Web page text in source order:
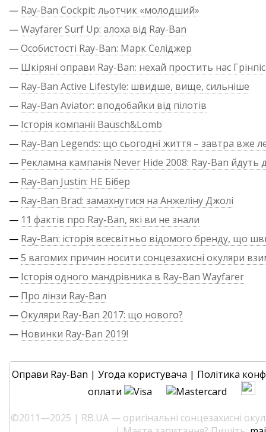
— Ray-Ban Cockpit: льотчик «молодший»
—Wayfarer Surf Up: алоха від Ray-Ban
—Особистості Ray-Ban: Марк Селіджер
— Шкіряні оправи Ray-Ban: нехай простить нас Грінпіс
— Ray-Ban Active Lifestyle: швидше, вище, сильніше
— Ray-Ban Aviator: вподобайки від пілотів
— Історія компанії Bausch&Lomb
— Ray-Ban Legends: що сьогодні життя – завтра вже
— Рекламна кампанія Never Hide 2008: Ray-Ban йдуть
— Ray-Ban Justin: НЕ Бібер
— Ray-Ban Brad: замахнутися на Анжеліну Джолі
— 11 фактів про Ray-Ban, які ви не знали
— Ray-Ban: історія всесвітньо відомого бренду, що
—5 вагомих причин носити сонцезахисні окуляри
— Історія одного мандрівника в Ray-Ban Wayfarer
— Про лінзи Ray-Ban
—Окуляри Ray-Ban 2017: що нового?
— Новинки Ray-Ban 2019!
Оправи Ray-Ban | Угода користувача | Політика
оплати
©2011—2025 | RB.UA — оригінальні сонцезахисні